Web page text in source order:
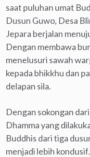
saat puluhan umat
Dusun Guwo, Desa
Jepara berjalan
Dengan membawa
menelusuri sawah
kepada bhikkhu dan
delapan sila.
Dengan sokongan
Dhamma yang
Buddhis dari tiga
menjadi lebih